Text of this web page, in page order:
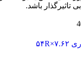
تاثیرگذار باشد.